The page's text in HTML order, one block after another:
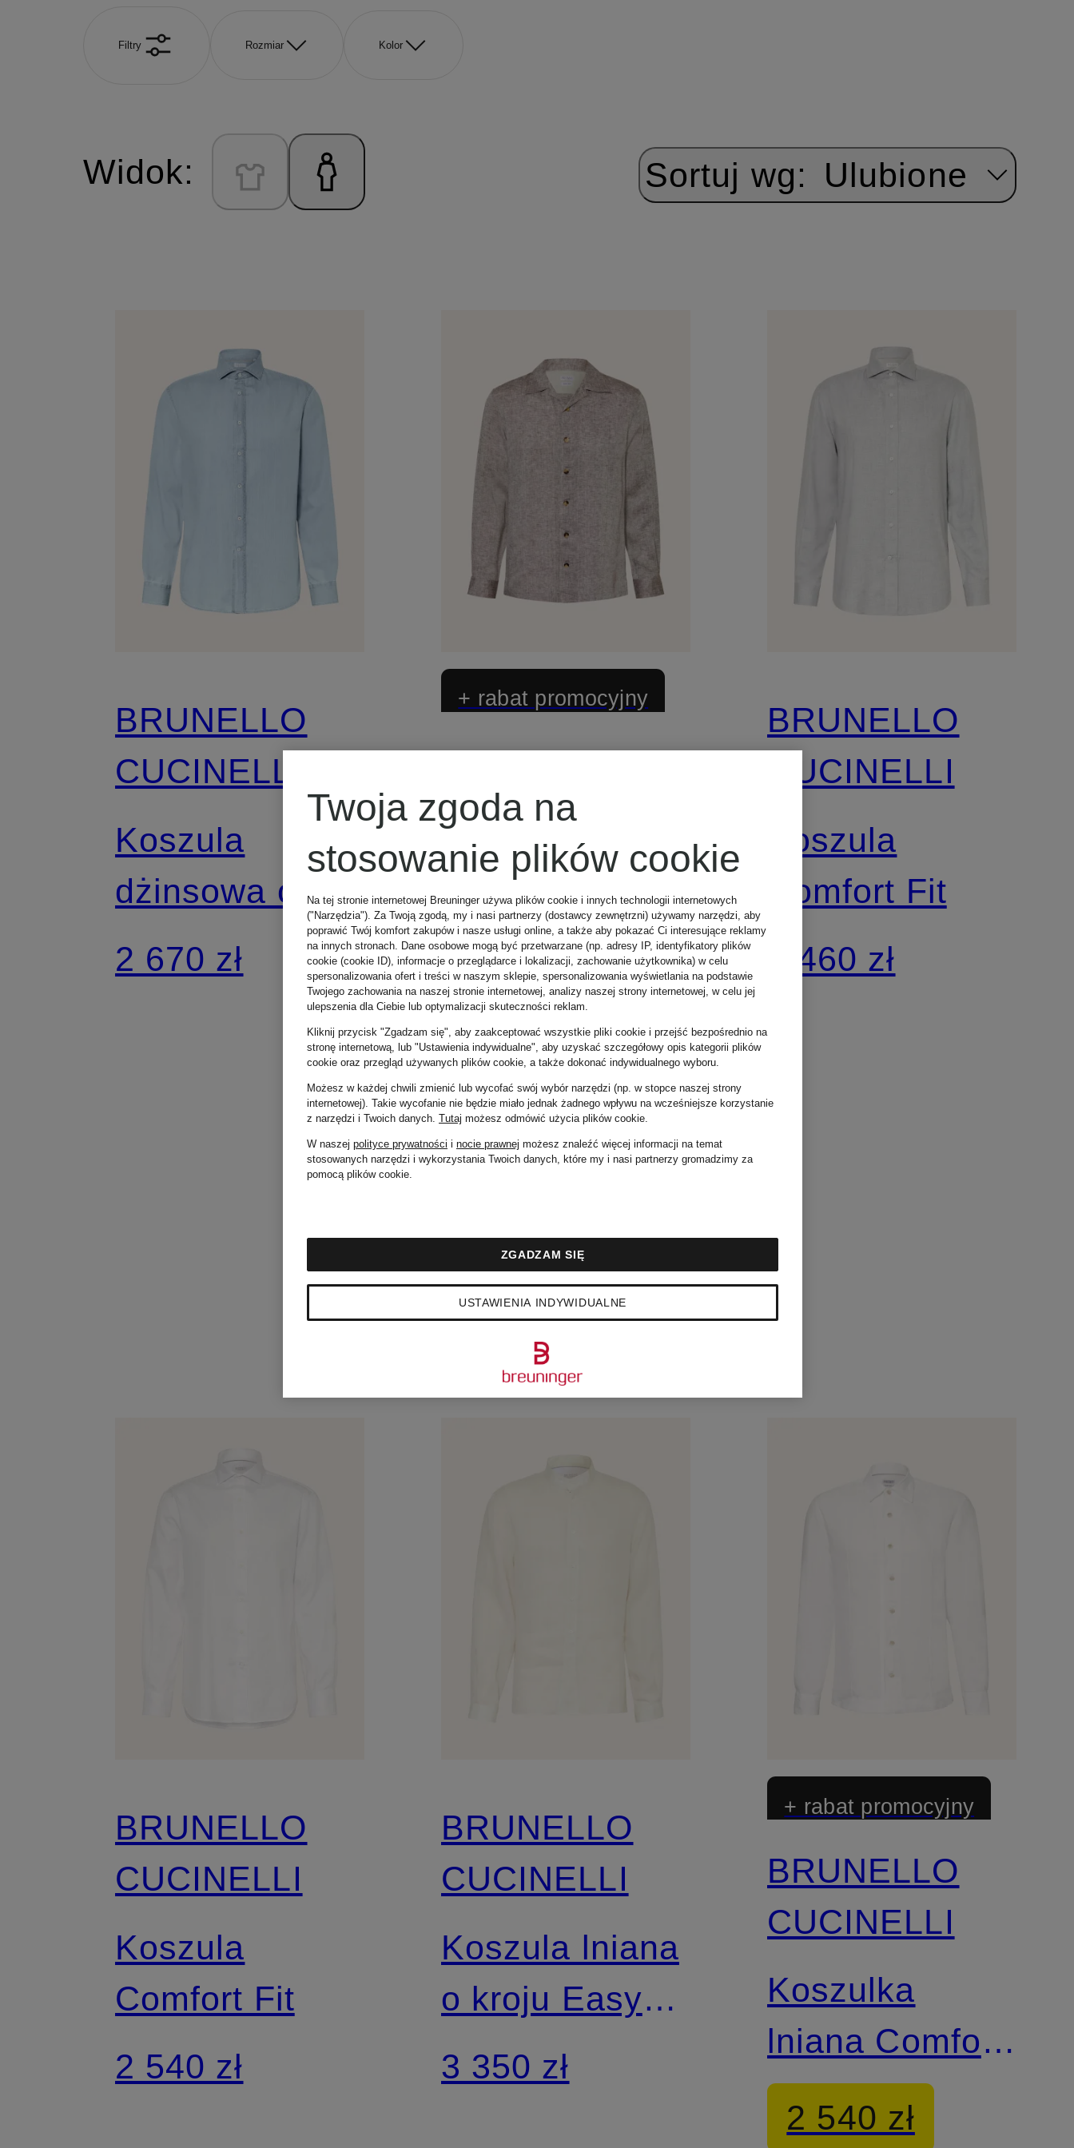
Filtry Rozmiar Kolor
Widok: Sortuj wg: Ulubione
BRUNELLO
CUCINELLI
Koszula
dżinsowa o
kroju Comfort
2 670 zł
+ rabat promocyjny
BRUNELLO
CUCINELLI
Koszulka
lniana Comfort
Fit
2 540 zł
Najniższa cena:
2 159 zł
Cena regularna:
BRUNELLO
CUCINELLI
Koszula
Comfort Fit
2 460 zł
BRUNELLO
CUCINELLI
Koszula
Comfort Fit
2 540 zł
BRUNELLO
CUCINELLI
Koszula lniana
o kroju Easy
Fit z
3 350 zł
+ rabat promocyjny
BRUNELLO
CUCINELLI
Koszulka
lniana Comfort
Fit
2 540 zł
Twoja zgoda na
stosowanie plików cookie
Na tej stronie internetowej Breuninger używa plików cookie i innych technologii internetowych
("Narzędzia"). Za Twoją zgodą, my i nasi partnerzy (dostawcy zewnętrzni) używamy narzędzi, aby
poprawić Twój komfort zakupów i nasze usługi online, a także aby pokazać Ci interesujące reklamy
na innych stronach. Dane osobowe mogą być przetwarzane (np. adresy IP, identyfikatory plików
cookie (cookie ID), informacje o przeglądarce i lokalizacji, zachowanie użytkownika) w celu
spersonalizowania ofert i treści w naszym sklepie, spersonalizowania wyświetlania na podstawie
Twojego zachowania na naszej stronie internetowej, analizy naszej strony internetowej, w celu jej
ulepszenia dla Ciebie lub optymalizacji skuteczności reklam.
Kliknij przycisk "Zgadzam się", aby zaakceptować wszystkie pliki cookie i przejść bezpośrednio na
stronę internetową, lub "Ustawienia indywidualne", aby uzyskać szczegółowy opis kategorii plików
cookie oraz przegląd używanych plików cookie, a także dokonać indywidualnego wyboru.
Możesz w każdej chwili zmienić lub wycofać swój wybór narzędzi (np. w stopce naszej strony
internetowej). Takie wycofanie nie będzie miało jednak żadnego wpływu na wcześniejsze korzystanie
z narzędzi i Twoich danych. Tutaj możesz odmówić użycia plików cookie.
W naszej polityce prywatności i nocie prawnej możesz znaleźć więcej informacji na temat
stosowanych narzędzi i wykorzystania Twoich danych, które my i nasi partnerzy gromadzimy za
pomocą plików cookie.
USTAWIENIA INDYWIDUALNE
ZGADZAM SIĘ